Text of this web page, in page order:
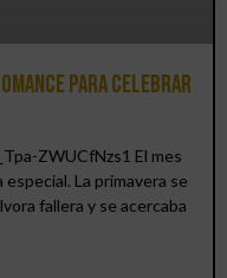
para celebrar
ZWUCfNzs1 El mes
La primavera se
fallera y se acercaba